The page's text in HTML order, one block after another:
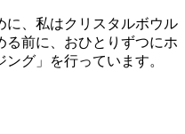
に、私はクリスタルボウル
る前に、おひとりずつにホ
グ」を行っています。